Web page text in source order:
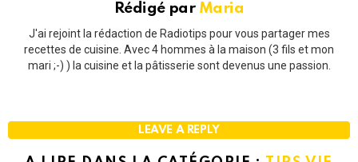
Rédigé par Maria
J'ai rejoint la rédaction de Radiotips pour vous partager mes
recettes de cuisine. Avec 4 hommes à la maison (3 fils et mon
mari ;-) ) la cuisine et la pâtisserie sont devenus une passion.
LEAVE A REPLY